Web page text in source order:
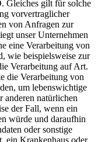
Gleiches gilt für solche
vorvertraglicher
von Anfragen zur
unser Unternehmen
eine Verarbeitung von
wie beispielsweise zur
Verarbeitung auf Art.
die Verarbeitung von
um lebenswichtige
anderen natürlichen
der Fall, wenn ein
würde und daraufhin
oder sonstige